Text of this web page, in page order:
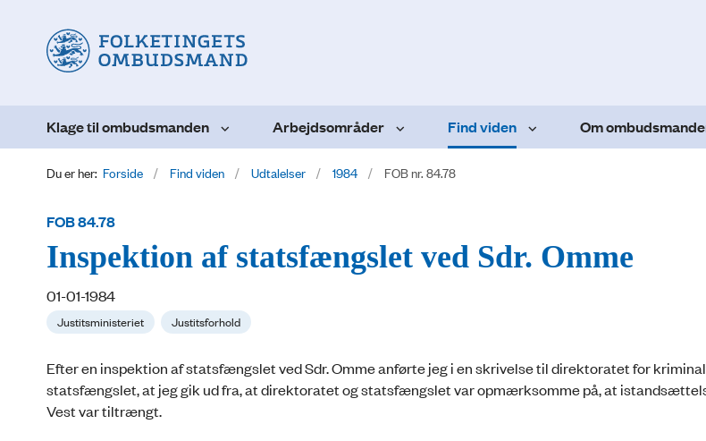
Klage til ombudsmanden Arbejdsområder Find viden Om
Du er her: Forside Find viden Udtalelser 1984 FOB nr. 84.78
FOB 84.78
Inspektion af statsfængslet ved Sdr. Omme
01-01-1984
Justitsministeriet Justitsforhold
Efter en inspektion af statsfængslet ved Sdr. Omme anførte jeg i en skrivelse til direktoratet for
statsfængslet, at jeg gik ud fra, at direktoratet og statsfængslet var opmærksomme på, at
Vest var tiltrængt.